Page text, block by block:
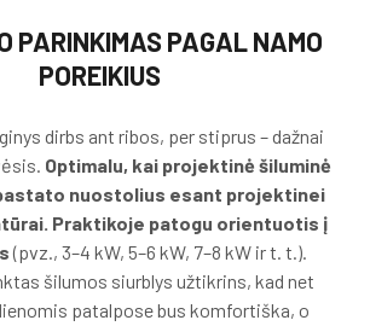
PARINKIMAS PAGAL NAMO
POREIKIUS
dirbs ant ribos, per stiprus – dažnai
Optimalu, kai projektinė šiluminė
nuostolius esant projektinei
Praktikoje patogu orientuotis į
(pvz., 3–4 kW, 5–6 kW, 7–8 kW ir t. t.).
šilumos siurblys užtikrins, kad net
patalpose bus komfortiška, o